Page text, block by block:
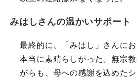
みはしさんの温かいサポート
最終的に、「みはし」さんに
本当に素晴らしかった。無宗
がらも、母への感謝を込めた